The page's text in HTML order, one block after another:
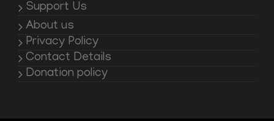
Support Us
About us
Privacy Policy
Contact Details
Donation policy